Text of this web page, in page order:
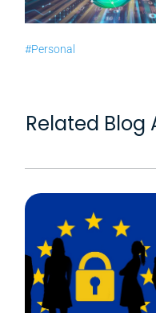
#Personal
Related Blog